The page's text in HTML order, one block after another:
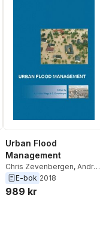
Urban Flood
Management
Chris Zevenbergen, Andras
Szollosi-Nagy
E-bok 2018
989 kr